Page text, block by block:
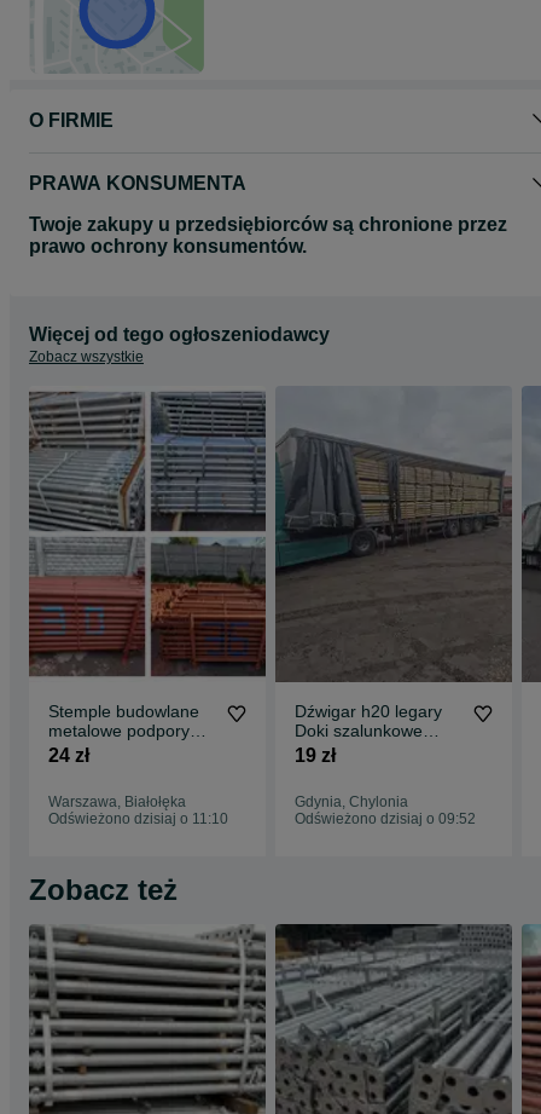
O FIRMIE
PRAWA KONSUMENTA
Twoje zakupy u przedsiębiorców są chronione przez
prawo ochrony konsumentów.
Więcej od tego ogłoszeniodawcy
Zobacz wszystkie
Stemple budowlane
metalowe podpory
Stropowe płyta
24 zł
Warszawa, Białołęka
Odświeżono dzisiaj o 11:10
Dźwigar h20 legary
Doki szalunkowe
Stemple używane
19 zł
Gdynia, Chylonia
Odświeżono dzisiaj o 09:52
Zobacz też